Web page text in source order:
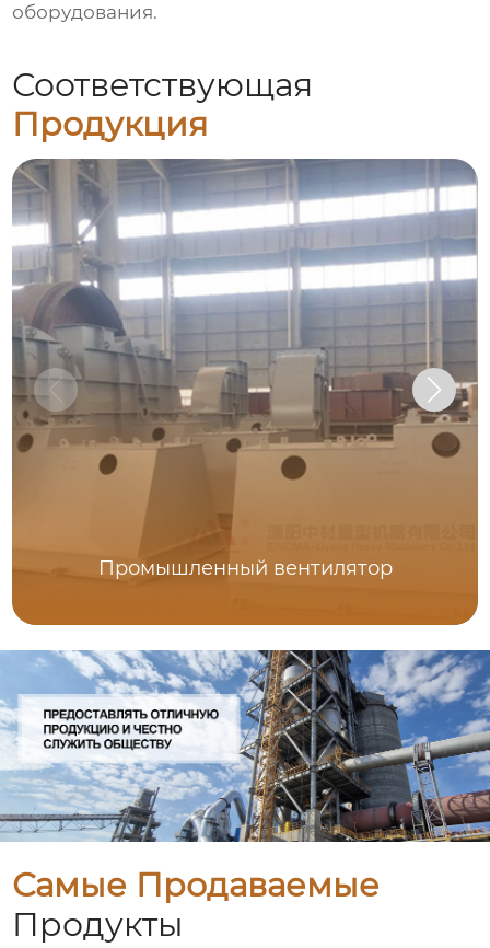
оборудования.
Соответствующая
Продукция
Промышленный вентилятор
Самые Продаваемые
Продукты